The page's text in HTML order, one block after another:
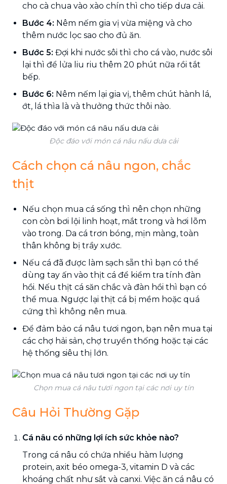
cho cà chua vào xào chín thì cho tiếp dưa cải.
Bước 4: Nêm nếm gia vị vừa miệng và cho
thêm nước lọc sao cho đủ ăn.
Bước 5: Đợi khi nước sôi thì cho cá vào, nước sôi
lại thì để lửa liu riu thêm 20 phút nữa rồi tắt
bếp.
Bước 6: Nêm nếm lại gia vị, thêm chút hành lá,
ớt, lá thìa là và thưởng thức thôi nào.
Độc đáo với món cá nâu nấu dưa cải
Cách chọn cá nâu ngon, chắc
thịt
Nếu chọn mua cá sống thì nên chọn những
con còn bơi lội linh hoạt, mắt trong và hơi lõm
vào trong. Da cá trơn bóng, mịn màng, toàn
thân không bị trầy xước.
Nếu cá đã được làm sạch sẵn thì bạn có thể
dùng tay ấn vào thịt cá để kiểm tra tính đàn
hồi. Nếu thịt cá săn chắc và đàn hồi thì bạn có
thể mua. Ngược lại thịt cá bị mềm hoặc quá
cứng thì không nên mua.
Để đảm bảo cá nâu tươi ngon, bạn nên mua tại
các chợ hải sản, chợ truyền thống hoặc tại các
hệ thống siêu thị lớn.
Chọn mua cá nâu tươi ngon tại các nơi uy tín
Câu Hỏi Thường Gặp
Cá nâu có những lợi ích sức khỏe nào?
Trong cá nâu có chứa nhiều hàm lượng
protein, axit béo omega-3, vitamin D và các
khoáng chất như sắt và canxi. Việc ăn cá nâu có